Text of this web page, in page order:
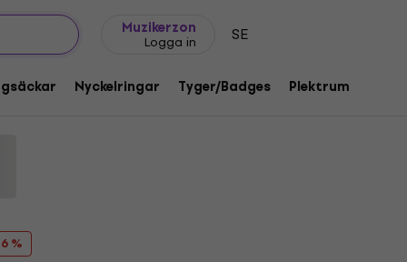
Muzikerzon
Logga in SE
Nyckelringar Tyger/Badges Plektrum
Hammers Logo Grey L Skjorta
%